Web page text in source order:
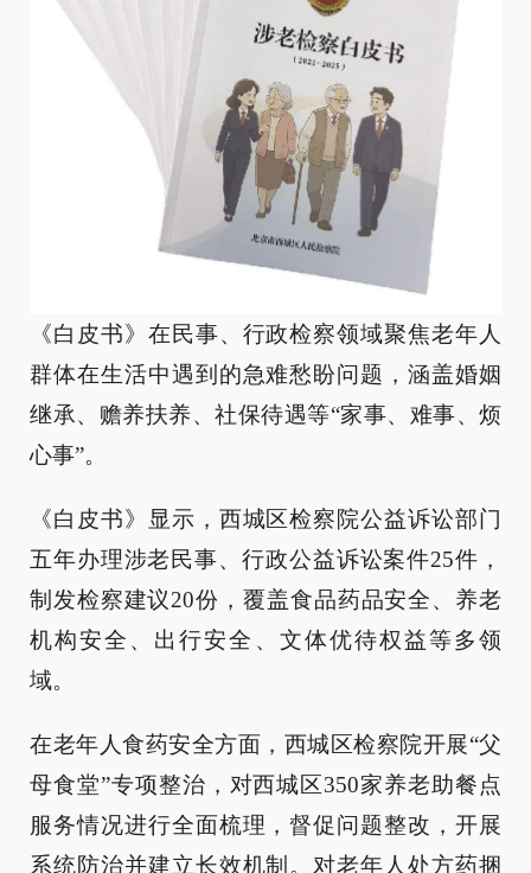
《白皮书》在民事、行政检察领域聚焦老年人
群体在生活中遇到的急难愁盼问题，涵盖婚姻
继承、赡养扶养、社保待遇等“家事、难事、烦
心事”。
《白皮书》显示，西城区检察院公益诉讼部门
五年办理涉老民事、行政公益诉讼案件25件，
制发检察建议20份，覆盖食品药品安全、养老
机构安全、出行安全、文体优待权益等多领
域。
在老年人食药安全方面，西城区检察院开展“父
母食堂”专项整治，对西城区350家养老助餐点
服务情况进行全面梳理，督促问题整改，开展
系统防治并建立长效机制。对老年人处方药捆